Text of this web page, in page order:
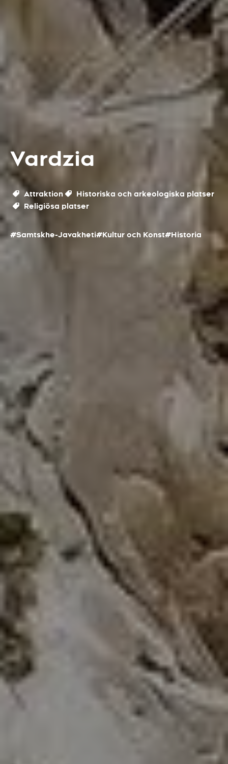
Vardzia
Attraktion
Historiska och arkeologiska platser
Religiösa platser
#Samtskhe-Javakheti#Kultur och Konst#Historia